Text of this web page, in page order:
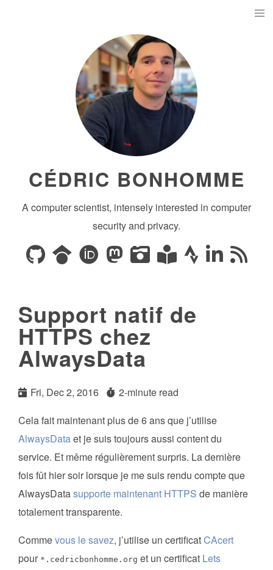
CÉDRIC BONHOMME
A computer scientist, intensely interested in computer
security and privacy.
Support natif de
HTTPS chez
AlwaysData
Fri, Dec 2, 2016
2-minute read
Cela fait maintenant plus de 6 ans que j’utilise
AlwaysDataet je suis toujours aussi content du
service. Et même régulièrement surpris. La dernière
fois fût hier soir lorsque je me suis rendu compte que
AlwaysDatasupporte maintenant HTTPS de manière
totalement transparente.
Commevous le savez, j’utilise un certificatCAcert
pour *.cedricbonhomme.org et un certificat Lets